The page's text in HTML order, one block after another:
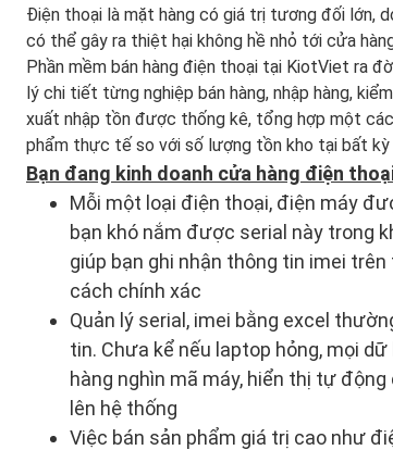
Điện thoại là mặt hàng có giá trị tương đối lớn,
có thể gây ra thiệt hại không hề nhỏ tới cửa
Phần mềm bán hàng điện thoại tại KiotViet ra
lý chi tiết từng nghiệp bán hàng, nhập hàng,
xuất nhập tồn được thống kê, tổng hợp một
phẩm thực tế so với số lượng tồn kho tại bất kỳ
Bạn đang kinh doanh cửa hàng điện
Mỗi một loại điện thoại, điện máy
bạn khó nắm được serial này trong
giúp bạn ghi nhận thông tin imei
cách chính xác
Quản lý serial, imei bằng excel
tin. Chưa kể nếu laptop hỏng, mọi
hàng nghìn mã máy, hiển thị tự
lên hệ thống
Việc bán sản phẩm giá trị cao như